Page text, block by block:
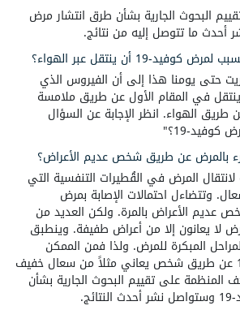
البحوث الجارية بشأن طرق انتشار مرض
19 أن ينتقل عبر الهواء؟
حتى يومنا هذا إلى أن الفيروس الذي
يسبب مرض كوفيد-19 ينتقل في المقام الأول عن طريق ملامسة
طريق الهواء. انظر الإجابة عن السؤال
19؟"
بالمرض عن طريق شخص عديم الأعراض؟
لانتقال المرض في القُطيرات التنفسية التي
وتتضاءل احتمالات الإصابة بمرض
شخص عديم الأعراض بالمرة. ولكن العديد من
لا يعانون إلا من أعراض طفيفة. وينطبق
المبكرة للمرض. ولذا فمن الممكن
الإصابة بمرض كوفيد-19 عن طريق شخص يعاني مثلاً من سعال خفيف
المنظمة على تقييم البحوث الجارية بشأن